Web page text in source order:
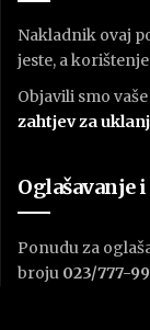
Nakladnik ovaj
jeste, a
Objavili smo
zahtjev za
Oglašavanje
Ponudu za
broju 023/777-